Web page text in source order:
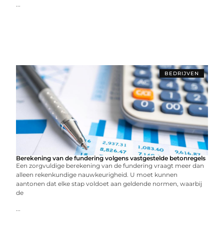
...
BEDRIJVEN
Berekening van de fundering volgens vastgestelde betonregels
Een zorgvuldige berekening van de fundering vraagt meer dan
alleen rekenkundige nauwkeurigheid. U moet kunnen
aantonen dat elke stap voldoet aan geldende normen, waarbij
de
...